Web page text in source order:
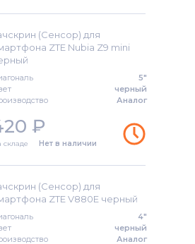
смартфоновNokia
смартфонов
смартфонов
смартфоновExplay
смартфонов
(Сенсор) для
ZTE Nubia Z9 mini
5"
черный
Аналог
₽
складе Нет в наличии
(Сенсор) для
ZTE V880E черный
4"
черный
Аналог